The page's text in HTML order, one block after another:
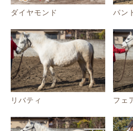
ダイヤモンド パン
リバティ フェ